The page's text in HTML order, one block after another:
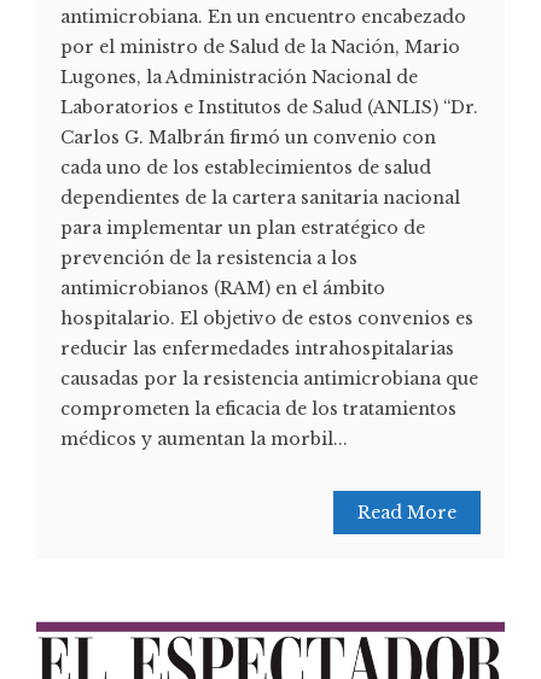
antimicrobiana. En un encuentro encabezado
por el ministro de Salud de la Nación, Mario
Lugones, la Administración Nacional de
Laboratorios e Institutos de Salud (ANLIS) “Dr.
Carlos G. Malbrán firmó un convenio con
cada uno de los establecimientos de salud
dependientes de la cartera sanitaria nacional
para implementar un plan estratégico de
prevención de la resistencia a los
antimicrobianos (RAM) en el ámbito
hospitalario. El objetivo de estos convenios es
reducir las enfermedades intrahospitalarias
causadas por la resistencia antimicrobiana que
comprometen la eficacia de los tratamientos
médicos y aumentan la morbil...
Read More